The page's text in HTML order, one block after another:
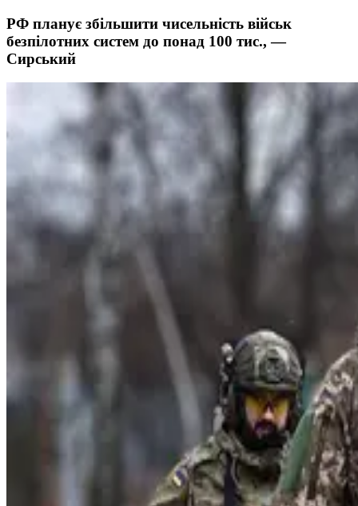
РФ планує збільшити чисельність військ
безпілотних систем до понад 100 тис., —
Сирський